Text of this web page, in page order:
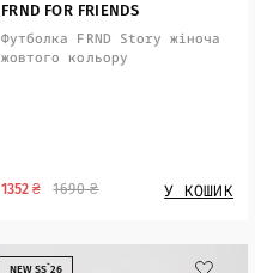
FRND FOR FRIENDS
Футболка FRND Story жіноча
жовтого кольору
1690 ₴
1352 ₴ У КОШИК
NEW SS`26